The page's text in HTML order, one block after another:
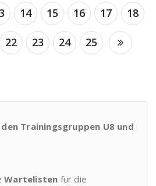
14 15 16 17 18
22 23 24 25
Trainingsgruppen U8 und
Wartelisten für die